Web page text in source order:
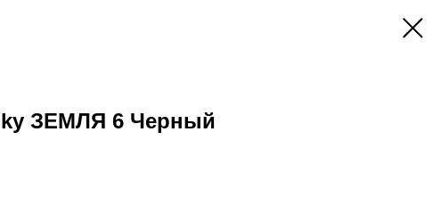
ЗЕМЛЯ 6 Черный